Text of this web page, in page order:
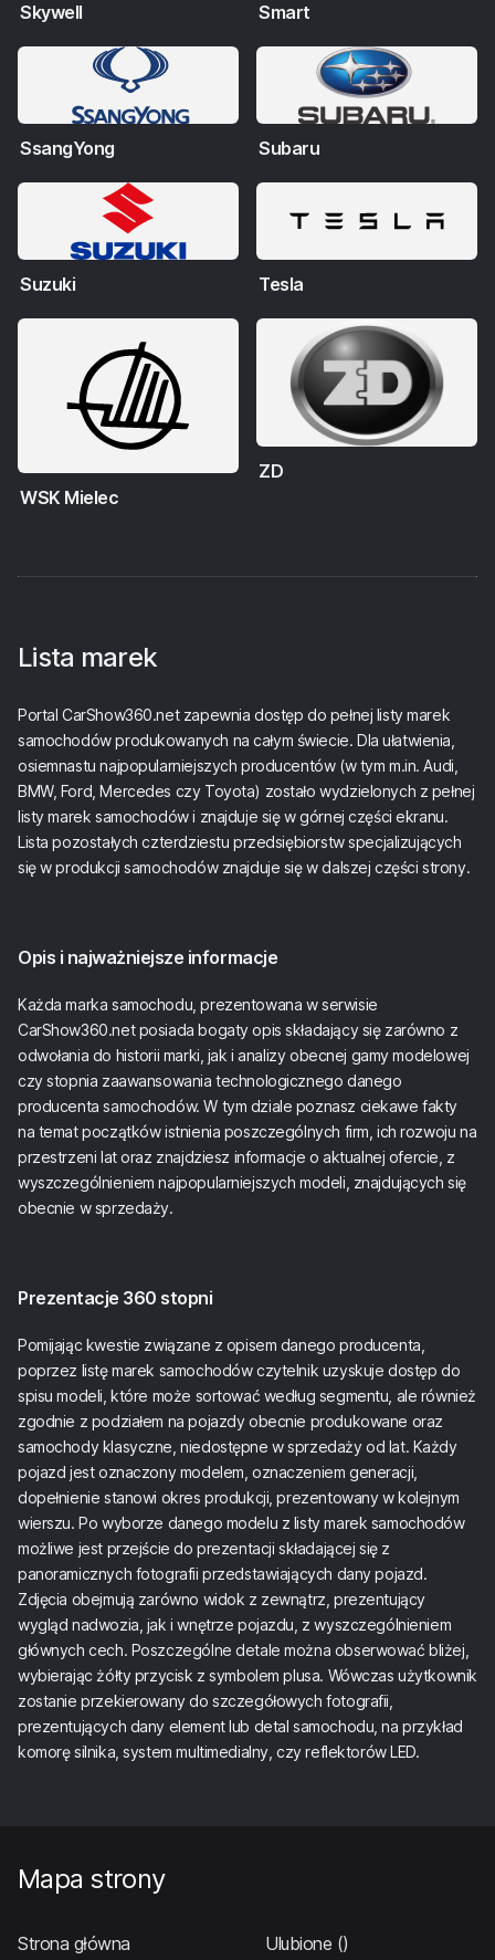
Skywell Smart
SsangYong Subaru
Suzuki Tesla
WSK Mielec
ZD
Lista marek
Portal CarShow360.net zapewnia dostęp do pełnej listy marek
samochodów produkowanych na całym świecie. Dla ułatwienia,
osiemnastu najpopularniejszych producentów (w tym m.in. Audi,
BMW, Ford, Mercedes czy Toyota) zostało wydzielonych z pełnej
listy marek samochodów i znajduje się w górnej części ekranu.
Lista pozostałych czterdziestu przedsiębiorstw specjalizujących
się w produkcji samochodów znajduje się w dalszej części strony.
Opis i najważniejsze informacje
Każda marka samochodu, prezentowana w serwisie
CarShow360.net posiada bogaty opis składający się zarówno z
odwołania do historii marki, jak i analizy obecnej gamy modelowej
czy stopnia zaawansowania technologicznego danego
producenta samochodów. W tym dziale poznasz ciekawe fakty
na temat początków istnienia poszczególnych firm, ich rozwoju na
przestrzeni lat oraz znajdziesz informacje o aktualnej ofercie, z
wyszczególnieniem najpopularniejszych modeli, znajdujących się
obecnie w sprzedaży.
Prezentacje 360 stopni
Pomijając kwestie związane z opisem danego producenta,
poprzez listę marek samochodów czytelnik uzyskuje dostęp do
spisu modeli, które może sortować według segmentu, ale również
zgodnie z podziałem na pojazdy obecnie produkowane oraz
samochody klasyczne, niedostępne w sprzedaży od lat. Każdy
pojazd jest oznaczony modelem, oznaczeniem generacji,
dopełnienie stanowi okres produkcji, prezentowany w kolejnym
wierszu. Po wyborze danego modelu z listy marek samochodów
możliwe jest przejście do prezentacji składającej się z
panoramicznych fotografii przedstawiających dany pojazd.
Zdjęcia obejmują zarówno widok z zewnątrz, prezentujący
wygląd nadwozia, jak i wnętrze pojazdu, z wyszczególnieniem
głównych cech. Poszczególne detale można obserwować bliżej,
wybierając żółty przycisk z symbolem plusa. Wówczas użytkownik
zostanie przekierowany do szczegółowych fotografii,
prezentujących dany element lub detal samochodu, na przykład
komorę silnika, system multimedialny, czy reflektorów LED.
Mapa strony
Strona główna Ulubione ()